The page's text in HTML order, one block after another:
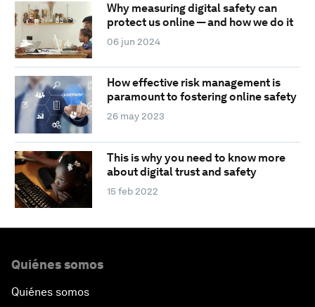
Why measuring digital safety can
protect us online — and how we do it
06 jun 2024
How effective risk management is
paramount to fostering online safety
26 may 2023
This is why you need to know more
about digital trust and safety
15 feb 2022
Quiénes somos
Quiénes somos